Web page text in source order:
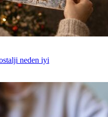
neden iyi